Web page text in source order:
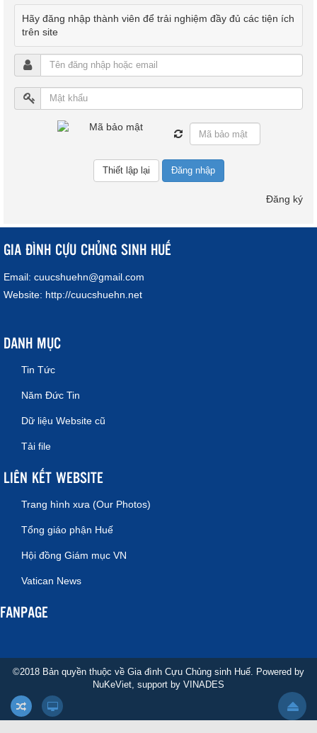
Hãy đăng nhập thành viên để trải nghiệm đầy đủ các tiện ích
trên site
Đăng nhập
Đăng ký
GIA ĐÌNH CỰU CHỦNG SINH HUẾ
Email: cuucshuehn@gmail.com
Website: http://cuucshuehn.net
DANH MỤC
Tin Tức
Năm Đức Tin
Dữ liệu Website cũ
Tải file
LIÊN KẾT WEBSITE
Trang hình xưa (Our Photos)
Tổng giáo phận Huế
Hội đồng Giám mục VN
Vatican News
FANPAGE
©2018 Bản quyền thuộc về Gia đình Cựu Chủng sinh Huế. Powered by
NuKeViet , support by VINADES